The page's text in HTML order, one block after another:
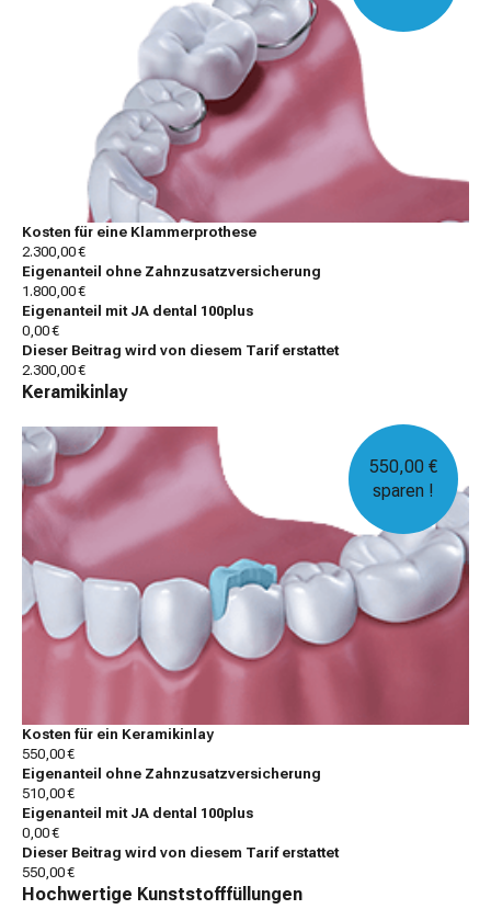
Kosten für eine Klammerprothese
2.300,00 €
Eigenanteil ohne Zahnzusatzversicherung
1.800,00 €
Eigenanteil mit JA dental 100plus
0,00 €
Dieser Beitrag wird von diesem Tarif erstattet
2.300,00 €
Keramikinlay
550,00 €
sparen !
Kosten für ein Keramikinlay
550,00 €
Eigenanteil ohne Zahnzusatzversicherung
510,00 €
Eigenanteil mit JA dental 100plus
0,00 €
Dieser Beitrag wird von diesem Tarif erstattet
550,00 €
Hochwertige Kunststofffüllungen